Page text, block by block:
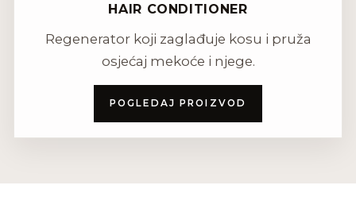
HAIR CONDITIONER
Regenerator koji zaglađuje kosu i pruža
osjećaj mekoće i njege.
POGLEDAJ PROIZVOD